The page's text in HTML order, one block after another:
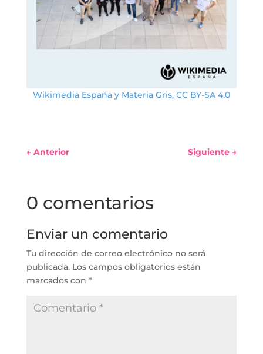
Wikimedia España y Materia Gris, CC BY-SA 4.0
← Anterior Siguiente →
0 comentarios
Enviar un comentario
Tu dirección de correo electrónico no será
publicada. Los campos obligatorios están
marcados con *